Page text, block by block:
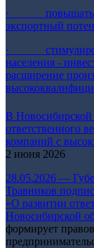
· повышать
экспортный
·
населения -
расширение
В Новосибирской
ответственного
компаний с
2 июня 2026
28.05.2026 —
Травников
«О развитии
Новосибирской
формирует